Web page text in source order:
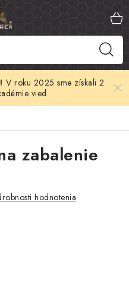
V roku 2025 sme získali 2
vied.
zabalenie
hodnotenia